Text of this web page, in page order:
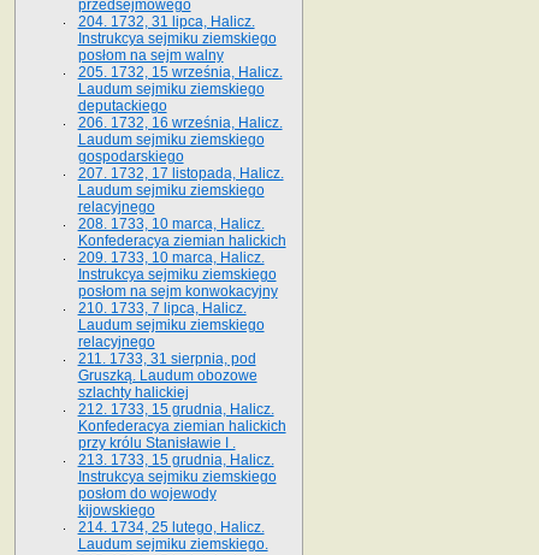
przedsejmowego
204. 1732, 31 lipca, Halicz.
Instrukcya sejmiku ziemskiego
posłom na sejm walny
205. 1732, 15 września, Halicz.
Laudum sejmiku ziemskiego
deputackiego
206. 1732, 16 września, Halicz.
Laudum sejmiku ziemskiego
gospodarskiego
207. 1732, 17 listopada, Halicz.
Laudum sejmiku ziemskiego
relacyjnego
208. 1733, 10 marca, Halicz.
Konfederacya ziemian halickich­
209. 1733, 10 marca, Halicz.
Instrukcya sejmiku ziemskiego
posłom na sejm konwokacyjny
210. 1733, 7 lipca, Halicz.
Laudum sejmiku ziemskiego
relacyjnego
211. 1733, 31 sierpnia, pod
Gruszką. Laudum obozowe
szlachty halickiej
212. 1733, 15 grudnia, Halicz.
Konfederacya ziemian halickich
przy królu Stanisławie I .
213. 1733, 15 grudnia, Halicz.
Instrukcya sejmiku ziemskiego
posłom do wojewody
kijowskiego
214. 1734, 25 lutego, Halicz.
Laudum sejmiku ziemskiego.